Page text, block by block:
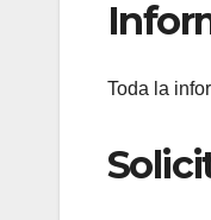
Toda la